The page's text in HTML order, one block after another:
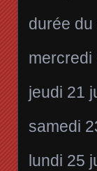
durée
mercredi
jeudi 21
samedi
lundi 25